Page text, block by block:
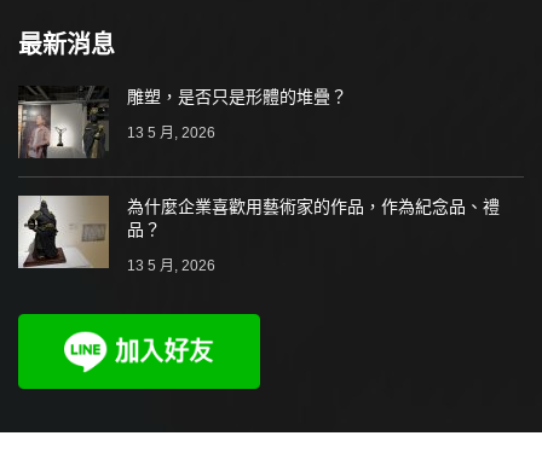
最新消息
雕塑，是否只是形體的堆疊？
13 5 月, 2026
為什麼企業喜歡用藝術家的作品，作為紀念品、禮
品？
13 5 月, 2026